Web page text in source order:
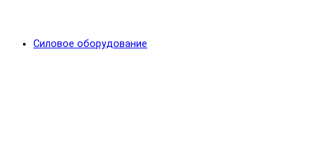
Силовое оборудование